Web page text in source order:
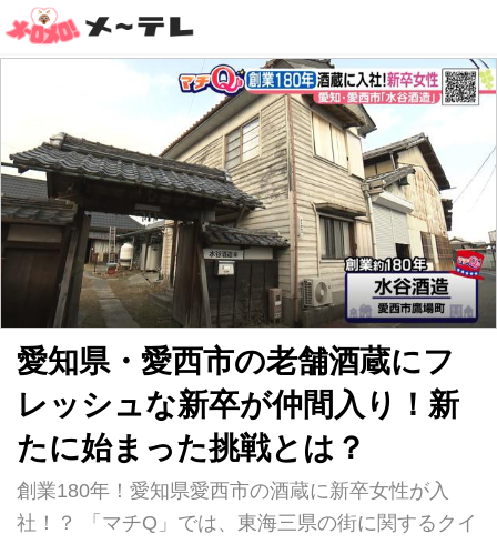
愛知県・愛西市の老舗酒蔵にフ
レッシュな新卒が仲間入り！新
たに始まった挑戦とは？
創業180年！愛知県愛西市の酒蔵に新卒女性が入
社！？ 「マチQ」では、東海三県の街に関するクイ